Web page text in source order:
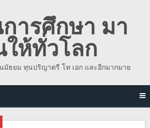
ารศึกษา มา
ห้ทั่วโลก
มัธยม ทุนปริญาตรี โท เอก และอีกมากมาย